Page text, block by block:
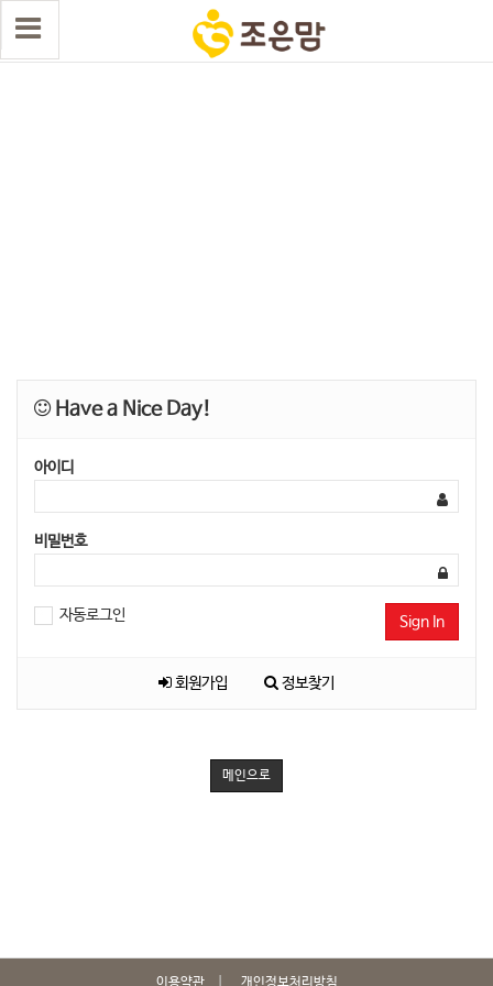
Have a Nice Day!
아이디
비밀번호
자동로그인 Sign In
회원가입 정보찾기
메인으로
이용약관 개인정보처리방침